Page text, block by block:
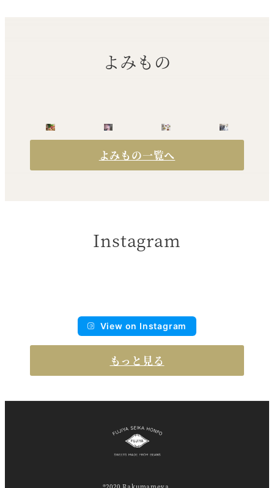
よみもの
よみもの一覧へ
Instagram
View on Instagram
もっと見る